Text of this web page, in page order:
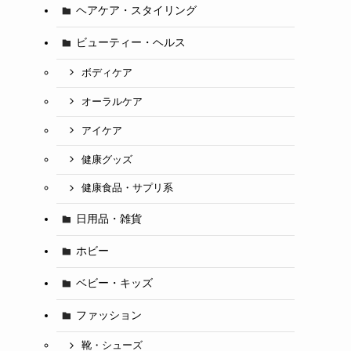
ヘアケア・スタイリング
ビューティー・ヘルス
ボディケア
オーラルケア
アイケア
健康グッズ
健康食品・サプリ系
日用品・雑貨
ホビー
ベビー・キッズ
ファッション
靴・シューズ